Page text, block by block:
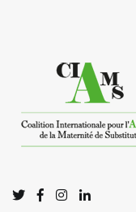
C oalitionI